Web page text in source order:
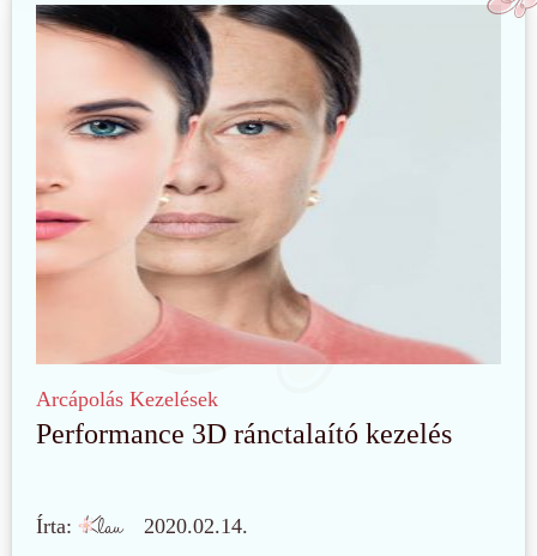
Arcápolás Kezelések
Performance 3D ránctalaító kezelés
Írta:
2020.02.14.